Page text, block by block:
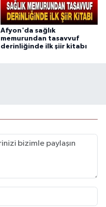
Afyon'da sağlık
memurundan tasavvuf
derinliğinde ilk şiir kitabı